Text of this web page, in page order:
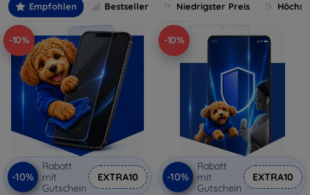
Empfohlen Bestseller Niedrigster Preis
-10%
-10%
Rabatt
mit
Gutschein
EXTRA10
-10%
-10%
Rabatt
mit
Gutschein
EXTRA10